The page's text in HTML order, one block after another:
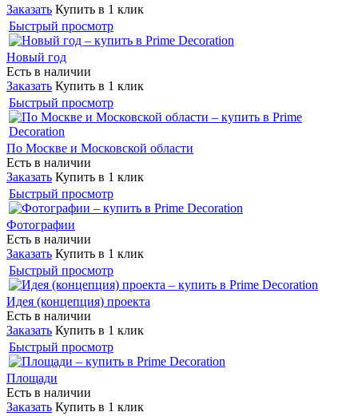
Заказать Купить в 1 клик
Быстрый просмотр
Новый год
Есть в наличии
Заказать Купить в 1 клик
Быстрый просмотр
По Москве и Московской области
Есть в наличии
Заказать Купить в 1 клик
Быстрый просмотр
Фотографии
Есть в наличии
Заказать Купить в 1 клик
Быстрый просмотр
Идея (концепция) проекта
Есть в наличии
Заказать Купить в 1 клик
Быстрый просмотр
Площади
Есть в наличии
Заказать Купить в 1 клик